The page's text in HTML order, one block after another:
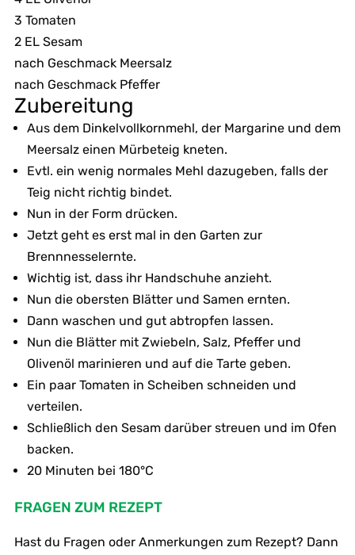
3 Tomaten
2 EL Sesam
nach Geschmack Meersalz
nach Geschmack Pfeffer
Zubereitung
Aus dem Dinkelvollkornmehl, der Margarine und dem
Meersalz einen Mürbeteig kneten.
Evtl. ein wenig normales Mehl dazugeben, falls der
Teig nicht richtig bindet.
Nun in der Form drücken.
Jetzt geht es erst mal in den Garten zur
Brennnesselernte.
Wichtig ist, dass ihr Handschuhe anzieht.
Nun die obersten Blätter und Samen ernten.
Dann waschen und gut abtropfen lassen.
Nun die Blätter mit Zwiebeln, Salz, Pfeffer und
Olivenöl marinieren und auf die Tarte geben.
Ein paar Tomaten in Scheiben schneiden und
verteilen.
Schließlich den Sesam darüber streuen und im Ofen
backen.
20 Minuten bei 180°C
FRAGEN ZUM REZEPT
Hast du Fragen oder Anmerkungen zum Rezept? Dann